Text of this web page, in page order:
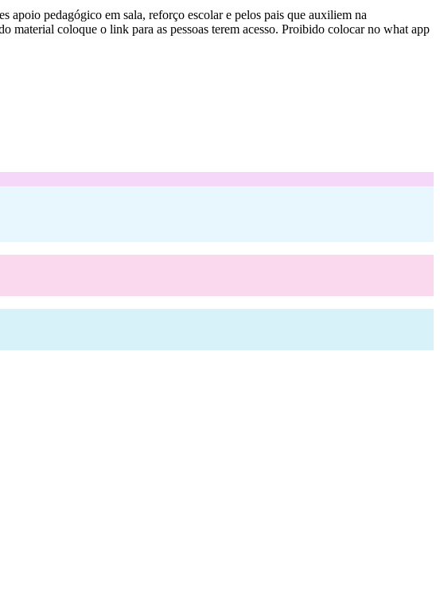
apoio pedagógico em sala, reforço escolar e pelos pais que auxiliem na
coloque o link para as pessoas terem acesso. Proibido colocar no what app